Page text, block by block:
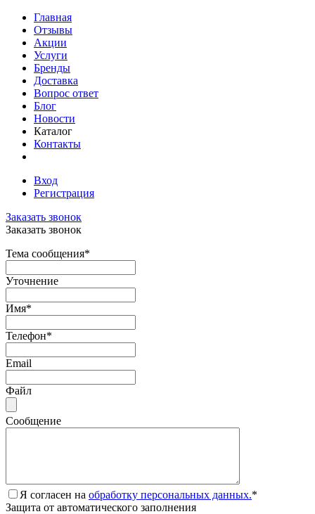
Главная
Отзывы
Акции
Услуги
Бренды
Доставка
Вопрос ответ
Блог
Новости
Каталог
Контакты
Вход
Регистрация
Заказать звонок
Заказать звонок
Тема сообщения*
Уточнение
Имя*
Телефон*
Email
Файл
Сообщение
Я согласен на обработку персональных данных.*
Защита от автоматического заполнения